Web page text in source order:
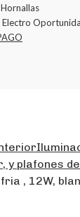
Hornallas
Electro
y plafones
, 12W,